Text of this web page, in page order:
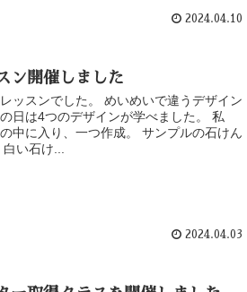
2024.04.10
ン開催しました
ッスンでした。 めいめいで違うデザイン
日は4つのデザインが学べました。 私
中に入り、一つ作成。 サンプルの石けん
い石け...
2024.04.03